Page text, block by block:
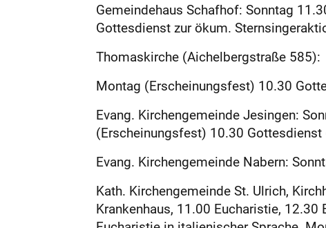
Gemeindehaus Schafhof: Sonntag
Gottesdienst zur ökum.
Thomaskirche (Aichelbergstraße 585):
Montag (Erscheinungsfest) 10.30
Evang. Kirchengemeinde Jesingen:
(Erscheinungsfest) 10.30
Evang. Kirchengemeinde Nabern:
Kath. Kirchengemeinde St. Ulrich,
Krankenhaus, 11.00 Eucharistie,